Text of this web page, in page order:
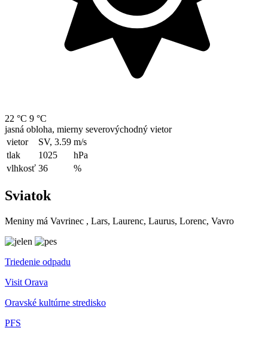
22 °C 9 °C
jasná obloha, mierny severovýchodný vietor
vietor
SV, 3.59 m/s
tlak
1025
hPa
vlhkosť 36 %
Sviatok
Meniny má Vavrinec , Lars, Laurenc, Laurus, Lorenc, Vavro
Triedenie odpadu
Visit Orava
Oravské kultúrne stredisko
PFS